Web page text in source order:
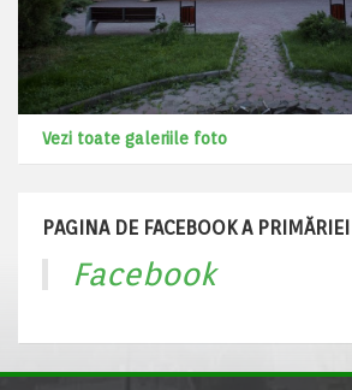
Vezi toate galeriile foto
PAGINA DE FACEBOOK A PRIMĂRIEI
Facebook